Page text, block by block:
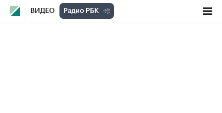
ВИДЕО